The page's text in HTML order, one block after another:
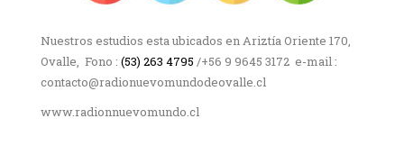
Nuestros estudios esta ubicados en Ariztía Oriente 170,
Ovalle, Fono : (53) 263 4795 /+56 9 9645 3172 e-mail :
contacto@radionuevomundodeovalle.cl
www.radionnuevomundo.cl